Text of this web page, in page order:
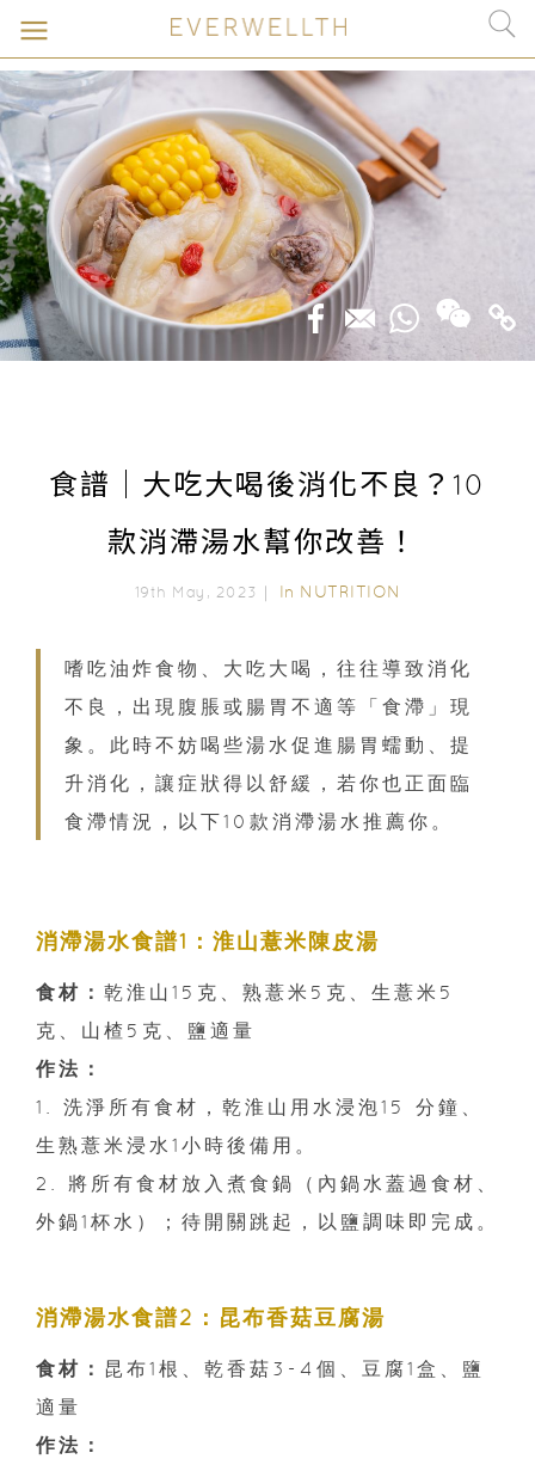
食譜｜大吃大喝後消化不良？10
款消滯湯水幫你改善！
19th May, 2023｜ In NUTRITION
嗜吃油炸食物、大吃大喝，往往導致消化
不良，出現腹脹或腸胃不適等「食滯」現
象。此時不妨喝些湯水促進腸胃蠕動、提
升消化，讓症狀得以舒緩，若你也正面臨
食滯情況，以下10款消滯湯水推薦你。
消滯湯水食譜1：淮山薏米陳皮湯
食材： 乾淮山15克、熟薏米5克、生薏米5
克、山楂5克、鹽適量
作法：
1. 洗淨所有食材，乾淮山用水浸泡15 分鐘、
生熟薏米浸水1小時後備用。
2. 將所有食材放入煮食鍋（內鍋水蓋過食材、
外鍋1杯水）；待開關跳起，以鹽調味即完成。
消滯湯水食譜2：昆布香菇豆腐湯
食材： 昆布1根、乾香菇3-4個、豆腐1盒、鹽
適量
作法：